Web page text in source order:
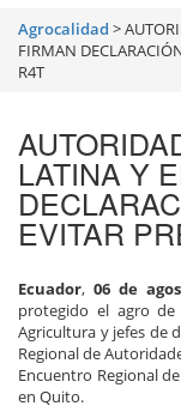
Agrocalidad >
FIRMAN
R4T
LATINA Y
EVITAR
Ecuador, 06 de
protegido el agro
Agricultura y jefes de
Regional de
Encuentro Regional
en Quito.